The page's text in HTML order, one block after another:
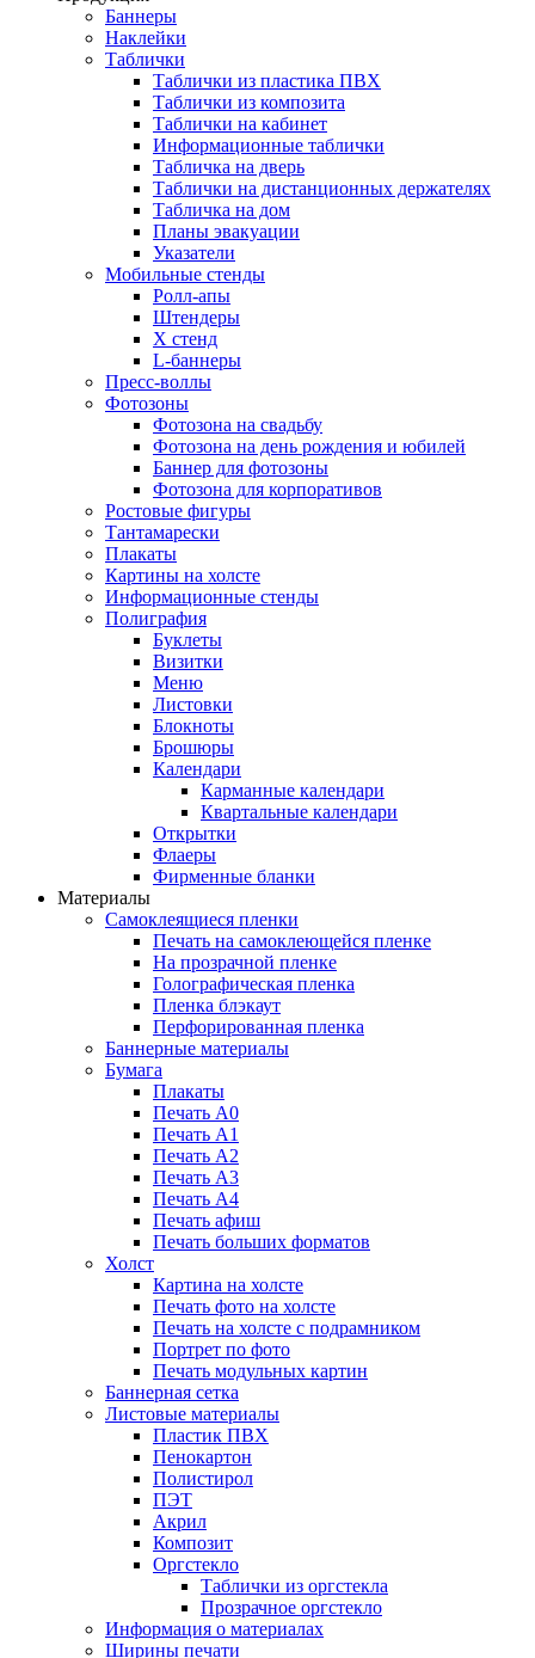
Баннеры
Наклейки
Таблички
Таблички из пластика ПВХ
Таблички из композита
Таблички на кабинет
Информационные таблички
Табличка на дверь
Таблички на дистанционных держателях
Табличка на дом
Планы эвакуации
Указатели
Мобильные стенды
Ролл-апы
Штендеры
Х стенд
L-баннеры
Пресс-воллы
Фотозоны
Фотозона на свадьбу
Фотозона на день рождения и юбилей
Баннер для фотозоны
Фотозона для корпоративов
Ростовые фигуры
Тантамарески
Плакаты
Картины на холсте
Информационные стенды
Полиграфия
Буклеты
Визитки
Меню
Листовки
Блокноты
Брошюры
Календари
Карманные календари
Квартальные календари
Открытки
Флаеры
Фирменные бланки
Материалы
Самоклеящиеся пленки
Печать на самоклеющейся пленке
На прозрачной пленке
Голографическая пленка
Пленка блэкаут
Перфорированная пленка
Баннерные материалы
Бумага
Плакаты
Печать А0
Печать А1
Печать А2
Печать А3
Печать А4
Печать афиш
Печать больших форматов
Холст
Картина на холсте
Печать фото на холсте
Печать на холсте с подрамником
Портрет по фото
Печать модульных картин
Баннерная сетка
Листовые материалы
Пластик ПВХ
Пенокартон
Полистирол
ПЭТ
Акрил
Композит
Оргстекло
Таблички из оргстекла
Прозрачное оргстекло
Информация о материалах
Ширины печати